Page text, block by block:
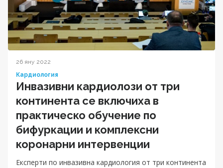
26 яну 2022
Кардиология
Инвазивни кардиолози от три
континента се включиха в
практическо обучение по
бифуркации и комплексни
коронарни интервенции
Експерти по инвазивна кардиология от три континента